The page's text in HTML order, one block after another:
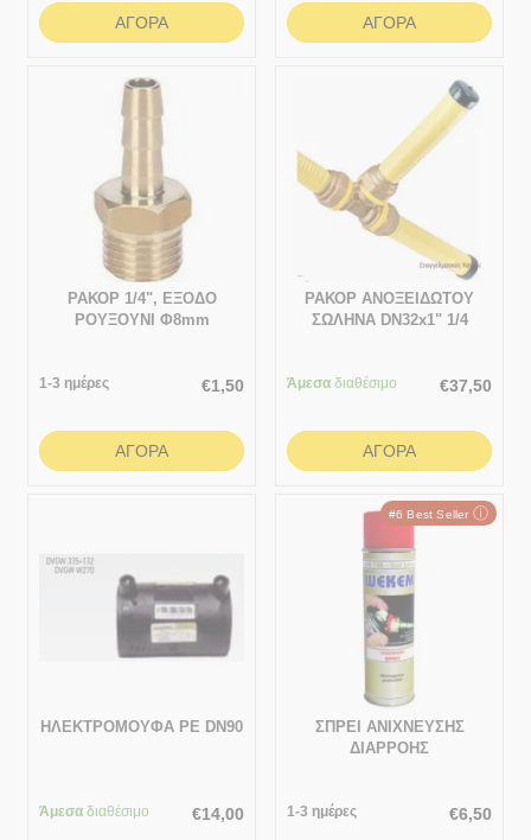
ΑΓΟΡΆ ΑΓΟΡΆ
ΡΑΚΟΡ 1/4", ΕΞΟΔΟ
ΡΟΥΞΟΥΝΙ Φ8mm
1-3 ημέρες €1,50
ΑΓΟΡΆ
ΡΑΚΟΡ ΑΝΟΞΕΙΔΩΤΟΥ
ΣΩΛΗΝΑ DN32x1" 1/4
Άμεσα διαθέσιμο €37,50
ΑΓΟΡΆ
ΗΛΕΚΤΡΟΜΟΥΦΑ PE DN90
Άμεσα διαθέσιμο €14,00
#6 Best Seller ⓘ
ΣΠΡΕΙ ΑΝΙΧΝΕΥΣΗΣ
ΔΙΑΡΡΟΗΣ
1-3 ημέρες €6,50